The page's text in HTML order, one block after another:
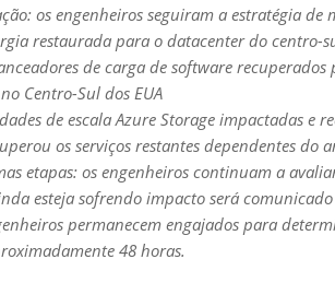
os engenheiros seguiram a estratégia de
restaurada para o datacenter do centro-
de carga de software
Centro-Sul dos EUA
de escala Azure Storage impactadas e
os serviços restantes dependentes do
etapas: os engenheiros continuam a
esteja sofrendo impacto será
permanecem engajados para
48 horas.